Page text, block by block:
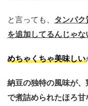
と言っても、 タンパク
を追加してるんじゃな
めちゃくちゃ美味しい
納豆の独特の風味が
で煮詰められたほろ